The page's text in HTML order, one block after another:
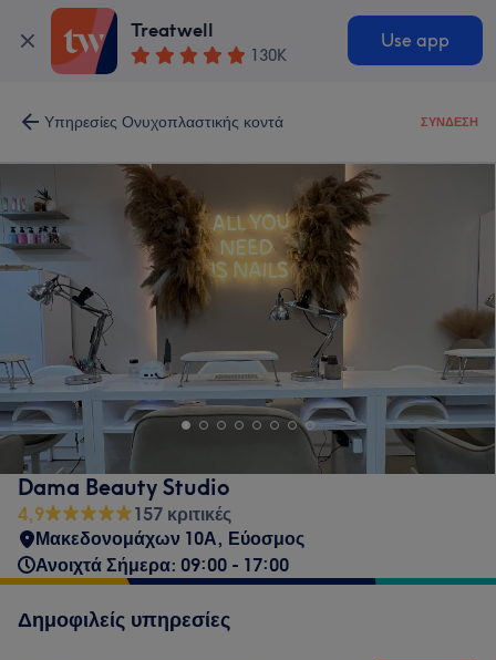
Treatwell
130K
Use app
Υπηρεσίες Ονυχοπλαστικής κοντά ΣΎΝΔΕΣΗ
Dama Beauty Studio
4,9
157 κριτικές
Μακεδονομάχων 10Α, Εύοσμος
Ανοιχτά Σήμερα: 09:00 - 17:00
Δημοφιλείς υπηρεσίες